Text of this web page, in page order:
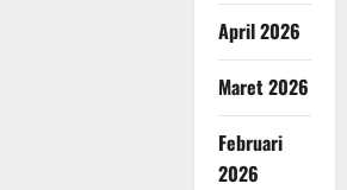
April 2026
Maret 2026
Februari
2026